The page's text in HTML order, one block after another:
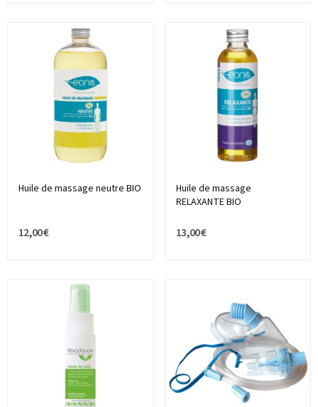
Huile de massage neutre BIO
12,00 €
Huile de massage
RELAXANTE BIO
13,00 €